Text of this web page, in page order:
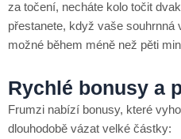
za točení, necháte kolo točit
přestanete, když vaše
možné během méně než pěti
Rychlé bonusy a
Frumzi nabízí bonusy, které
dlouhodobě vázat velké částky: